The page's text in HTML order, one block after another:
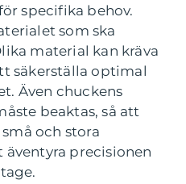
specifika behov.
som ska
material kan kräva
säkerställa optimal
Även chuckens
beaktas, så att
och stora
precisionen